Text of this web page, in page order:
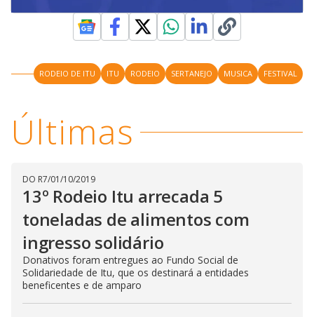
RODEIO DE ITU ITU RODEIO SERTANEJO MUSICA FESTIVAL
Últimas
DO R7/01/10/2019
13º Rodeio Itu arrecada 5
toneladas de alimentos com
ingresso solidário
Donativos foram entregues ao Fundo Social de
Solidariedade de Itu, que os destinará a entidades
beneficentes e de amparo